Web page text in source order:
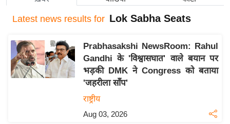
अं
र्रा
ष्ट्री
य
Latest news results for Lok Sabha Seats
Prabhasakshi NewsRoom: Rahul
Gandhi के 'विश्वासघात' वाले बयान पर
भड़की DMK ने Congress को बताया
'जहरीला साँप'
राष्ट्रीय
Aug 03, 2026